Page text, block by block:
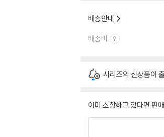
배송안내
배송비
시리즈의 신상품이
이미 소장하고 있다면 판